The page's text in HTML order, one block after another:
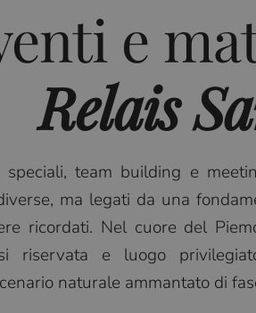
e
Relais
speciali, team building e
ma legati da una
ricordati. Nel cuore del
riservata e luogo
naturale ammantato di